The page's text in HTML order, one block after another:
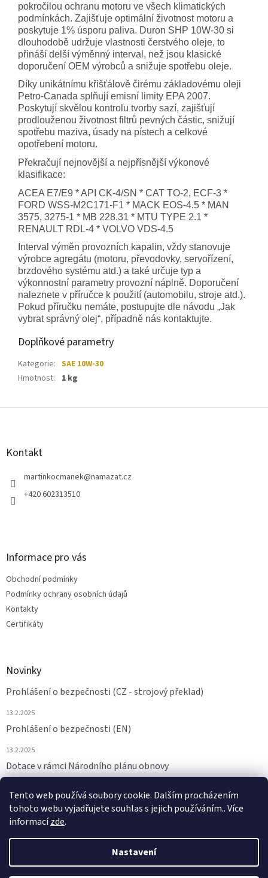
Tento web používá soubory cookie. Dalším procházením
tohoto webu vyjadřujete souhlas s jejich používáním.. Více
informacízde.
Nastavení
pokročilou ochranu motoru ve všech klimatických
podmínkách. Zajišťuje optimální životnost motoru a
poskytuje 1% úsporu paliva. Duron SHP 10W-30 si
dlouhodobě udržuje vlastnosti čerstvého oleje, to
přináší delší výměnný interval, než jsou klasické
doporučení OEM výrobců a snižuje spotřebu oleje.
Díky unikátnímu křišťálově čirému základovému oleji
Petro-Canada splňují emisní limity EPA 2007.
Poskytují skvělou kontrolu tvorby sazí, zajišťují
prodlouženou životnost filtrů pevných částic, snižují
spotřebu maziva, úsady na pístech a celkové
opotřebení motoru.
Překračují nejnovější a nejpřísnější výkonové
klasifikace:
ACEA E7/E9 * API CK-4/SN * CAT TO-2, ECF-3 *
FORD WSS-M2C171-F1 * MACK EOS-4.5 * MAN
3575, 3275-1 * MB 228.31 * MTU TYPE 2.1 *
RENAULT RDL-4 * VOLVO VDS-4.5
Interval výměn provozních kapalin, vždy stanovuje
výrobce agregátu (motoru, převodovky, servořízení,
brzdového systému atd.) a také určuje typ a
výkonnostní parametry provozní náplně. Doporučení
naleznete v příručce k použití (automobilu, stroje atd.).
Pokud příručku nemáte, postupujte dle návodu „Jak
vybrat správný olej“, případně nás kontaktujte.
Doplňkové parametry
Kategorie: SAE 10W-30
Hmotnost: 1 kg
Z
Kontakt
martinkocmanek@namazat.cz
+420 602313510
Informace pro vás
Obchodní podmínky
Podmínky ochrany osobních údajů
Kontakty
Certifikáty
Novinky
Prohlášení o bezpečnosti (CZ - strojový překlad)
13.2.2025
Prohlášení o bezpečnosti (EN)
13.2.2025
Dotace v rámci Národního plánu obnovy
ARCHIV
Vytvořil Shoptet